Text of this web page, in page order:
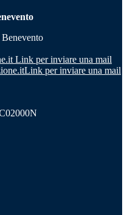
Link per inviare una mail
Link per inviare una mail